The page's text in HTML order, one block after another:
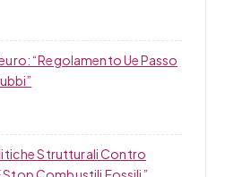
“Regolamento Ue Passo
Strutturali Contro